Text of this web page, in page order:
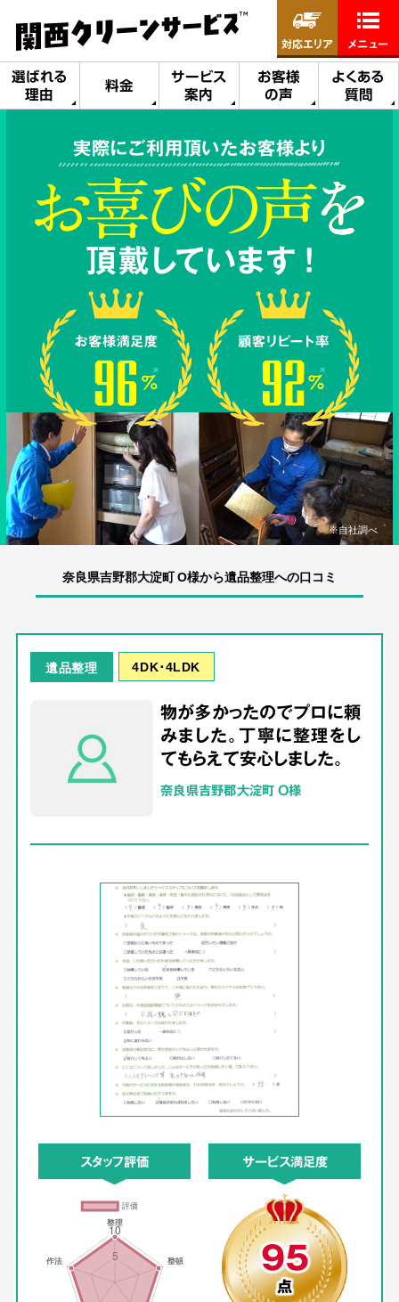
選ばれる
理由
料金
サービス
案内
お客様
の声
よくある
質問
対応エリア メニュー
実際にご利用頂いたお客様より
※自社調べ
奈良県吉野郡大淀町 O様から遺品整理への口コミ
遺品整理 4DK･4LDK
物が多かったのでプロに頼
みました。丁寧に整理をし
てもらえて安心しました。
奈良県吉野郡大淀町 O様
スタッフ評価 サービス満足度
95
点